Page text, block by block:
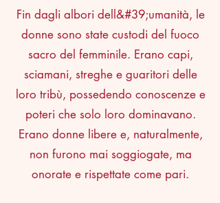
Fin dagli albori dell&#39;umanità, le
donne sono state custodi del fuoco
sacro del femminile. Erano capi,
sciamani, streghe e guaritori delle
loro tribù, possedendo conoscenze e
poteri che solo loro dominavano.
Erano donne libere e, naturalmente,
non furono mai soggiogate, ma
onorate e rispettate come pari.